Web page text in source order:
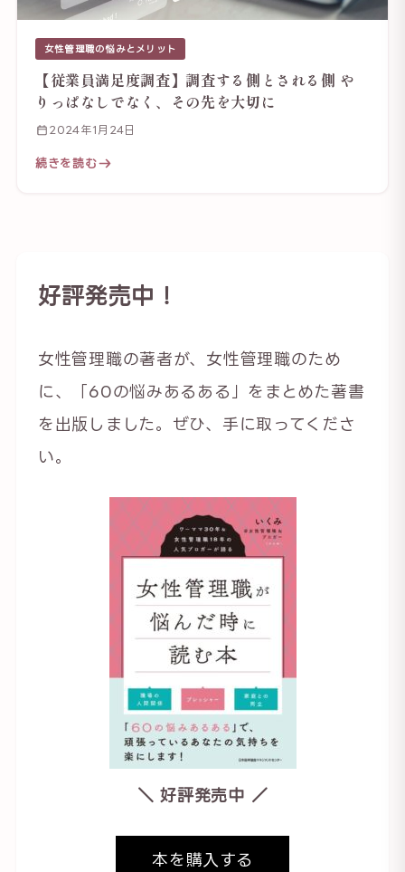
女性管理職の悩みとメリット
【従業員満足度調査】調査する側とされる側 や
りっぱなしでなく、その先を大切に
2024年1月24日
続きを読む
好評発売中！
女性管理職の著者が、女性管理職のため
に、「60の悩みあるある」をまとめた著書
を出版しました。ぜひ、手に取ってくださ
い。
＼ 好評発売中 ／
本を購入する